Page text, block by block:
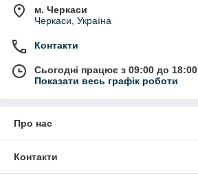
м. Черкаси
Черкаси, Україна
Контакти
Сьогодні працює з 09:00 до 18:00
Показати весь графік роботи
Про нас
Контакти